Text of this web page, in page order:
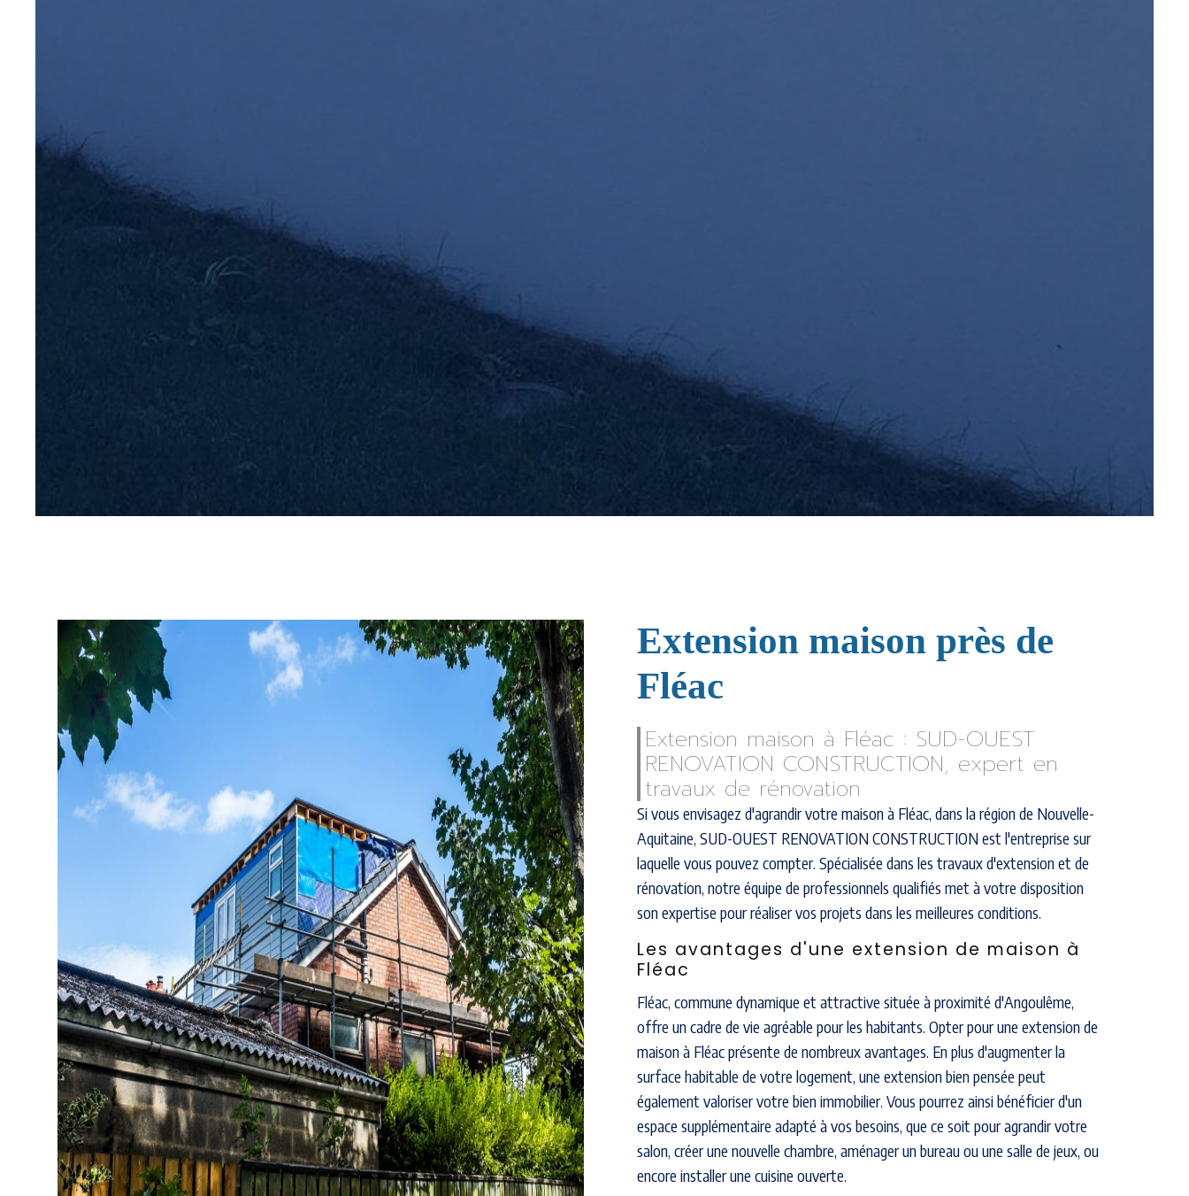
Extension maison près de
Fléac
Extension maison à Fléac : SUD-OUEST
RENOVATION CONSTRUCTION, expert en
travaux de rénovation
Si vous envisagez d'agrandir votre maison à Fléac, dans la région de Nouvelle-
Aquitaine, SUD-OUEST RENOVATION CONSTRUCTION est l'entreprise sur
laquelle vous pouvez compter. Spécialisée dans les travaux d'extension et de
rénovation, notre équipe de professionnels qualifiés met à votre disposition
son expertise pour réaliser vos projets dans les meilleures conditions.
Les avantages d'une extension de maison à
Fléac
Fléac, commune dynamique et attractive située à proximité d'Angoulême,
offre un cadre de vie agréable pour les habitants. Opter pour une extension de
maison à Fléac présente de nombreux avantages. En plus d'augmenter la
surface habitable de votre logement, une extension bien pensée peut
également valoriser votre bien immobilier. Vous pourrez ainsi bénéficier d'un
espace supplémentaire adapté à vos besoins, que ce soit pour agrandir votre
salon, créer une nouvelle chambre, aménager un bureau ou une salle de jeux, ou
encore installer une cuisine ouverte.